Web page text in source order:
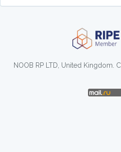
NOOB RP LTD, United Kingdom.